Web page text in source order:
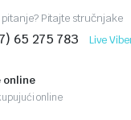
Pitajte stručnjake
65 275 783 Live
online
online